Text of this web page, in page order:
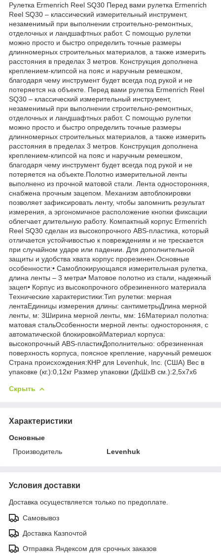
Рулетка Ermenrich Reel SQ30 Перед вами рулетка Ermenrich
Reel SQ30 – классический измерительный инструмент,
незаменимый при выполнении строительно-ремонтных,
отделочных и ландшафтных работ. С помощью рулетки
можно просто и быстро определить точные размеры
длинномерных строительных материалов, а также измерить
расстояния в пределах 3 метров. Конструкция дополнена
креплением-клипсой на пояс и наручным ремешком,
благодаря чему инструмент будет всегда под рукой и не
потеряется на объекте. Перед вами рулетка Ermenrich Reel
SQ30 – классический измерительный инструмент,
незаменимый при выполнении строительно-ремонтных,
отделочных и ландшафтных работ. С помощью рулетки
можно просто и быстро определить точные размеры
длинномерных строительных материалов, а также измерить
расстояния в пределах 3 метров. Конструкция дополнена
креплением-клипсой на пояс и наручным ремешком,
благодаря чему инструмент будет всегда под рукой и не
потеряется на объекте.Полотно измерительной ленты
выполнено из прочной матовой стали. Лента односторонняя,
снабжена прочным зацепом. Механизм автоблокировки
позволяет зафиксировать ленту, чтобы запомнить результат
измерения, а эргономичное расположение кнопки фиксации
облегчает длительную работу. Компактный корпус Ermenrich
Reel SQ30 сделан из высокопрочного ABS-пластика, который
отличается устойчивостью к повреждениям и не трескается
при случайном ударе или падении. Для дополнительной
защиты и удобства хвата корпус прорезинен.Основные
особенности:• Самоблокирующаяся измерительная рулетка,
длина ленты – 3 метра• Матовое полотно из стали, надежный
зацеп• Корпус из высокопрочного обрезиненного материала
Технические характеристики:Тип рулетки: мерная
лентаЕдиницы измерения длины: сантиметрыДлина мерной
ленты, м: 3Ширина мерной ленты, мм: 16Материал полотна:
матовая стальОсобенности мерной ленты: односторонняя, с
автоматической блокировкойМатериал корпуса:
высокопрочный ABS-пластикДополнительно: обрезиненная
поверхность корпуса, поясное крепление, наручный ремешок
Страна происхождения:КНР для Levenhuk, Inc. (США) Вес в
упаковке (кг.):0,12кг Размер упаковки (ДхШхВ см.):2,5x7x6
Скрыть
Характеристики
Основные
Производитель
Levenhuk
Условия доставки
Доставка осуществляется только по предоплате.
Самовывоз
Доставка Казпочтой
Отправка Яндексом для срочных заказов